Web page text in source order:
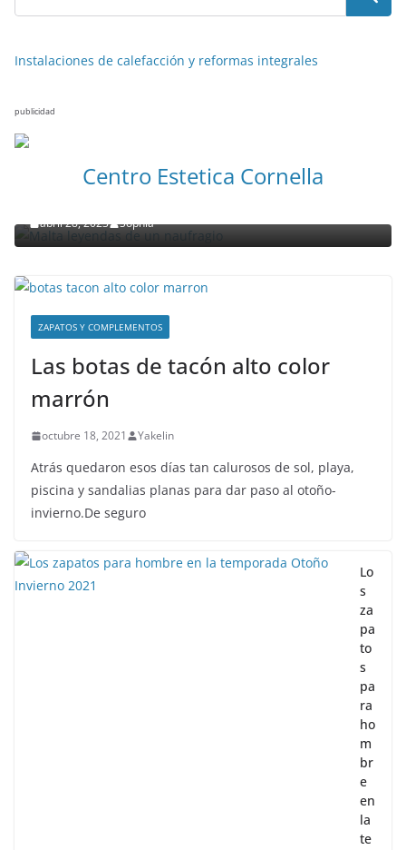
Instalaciones de calefacción y reformas integrales
publicidad
Centro Estetica Cornella
abril 28, 2023 Sophia
ZAPATOS Y COMPLEMENTOS
Las botas de tacón alto color
marrón
octubre 18, 2021 Yakelin
Atrás quedaron esos días tan calurosos de sol, playa,
piscina y sandalias planas para dar paso al otoño-
invierno.De seguro
Lo
s
za
pa
to
s
pa
ra
ho
m
br
e
en
la
te